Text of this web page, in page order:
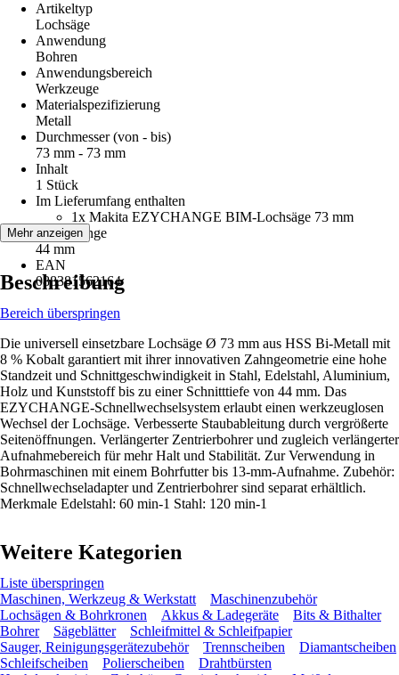
Artikeltyp
Lochsäge
Anwendung
Bohren
Anwendungsbereich
Werkzeuge
Materialspezifizierung
Metall
Durchmesser (von - bis)
73 mm - 73 mm
Inhalt
1 Stück
Im Lieferumfang enthalten
1x Makita EZYCHANGE BIM-Lochsäge 73 mm
Arbeitslänge
44 mm
EAN
088381562164
Mehr anzeigen
Beschreibung
Bereich überspringen
Die universell einsetzbare Lochsäge Ø 73 mm aus HSS Bi-Metall mit
8 % Kobalt garantiert mit ihrer innovativen Zahngeometrie eine hohe
Standzeit und Schnittgeschwindigkeit in Stahl, Edelstahl, Aluminium,
Holz und Kunststoff bis zu einer Schnitttiefe von 44 mm. Das
EZYCHANGE-Schnellwechselsystem erlaubt einen werkzeuglosen
Wechsel der Lochsäge. Verbesserte Staubableitung durch vergrößerte
Seitenöffnungen. Verlängerter Zentrierbohrer und zugleich verlängerter
Aufnahmebereich für mehr Halt und Stabilität. Zur Verwendung in
Bohrmaschinen mit einem Bohrfutter bis 13-mm-Aufnahme. Zubehör:
Schnellwechseladapter und Zentrierbohrer sind separat erhältlich.
Merkmale Edelstahl: 60 min-1 Stahl: 120 min-1
Weitere Kategorien
Liste überspringen
Maschinen, Werkzeug & Werkstatt
Maschinenzubehör
Lochsägen & Bohrkronen
Akkus & Ladegeräte
Bits & Bithalter
Bohrer
Sägeblätter
Schleifmittel & Schleifpapier
Sauger, Reinigungsgerätezubehör
Trennscheiben
Diamantscheiben
Schleifscheiben
Polierscheiben
Drahtbürsten